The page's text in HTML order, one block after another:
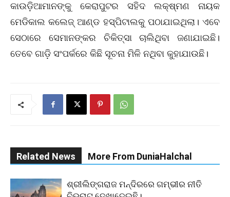
କାଉଡ଼ିଆମାନଙ୍କୁ କେରାପୁଟର ସହିଦ ଲକ୍ଷ୍ମଣ ନାୟକ
ମେଡିକାଲ କଲେଜ୍ ଆଣ୍ଡ ହସ୍ପିଟାଲକୁ ପଠାଯାଇଥିଲା। ଏବେ
ସେଠାରେ ସେମାନଙ୍କର ଚିକିତ୍ସା ଚାଲିଥିବା ଜଣାଯାଇଛି।
ତେବେ ଗାଡ଼ି ସଂପର୍କରେ କିଛି ସୂଚନା ମିଳି ନଥିବା କୁହାଯାଉଛି।
Related News More From DuniaHalchal
ଶ୍ରୀଲିଙ୍ଗରାଜ ମନ୍ଦିରରେ ଗମ୍ଭୀର ନୀତି